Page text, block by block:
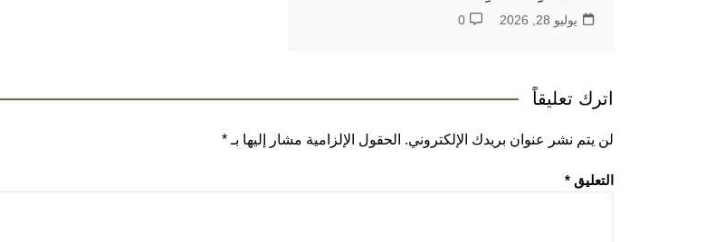
يوليو 28, 2026 0
اترك تعليقاً
لن يتم نشر عنوان بريدك الإلكتروني. الحقول الإلزامية مشار إليها بـ *
التعليق *